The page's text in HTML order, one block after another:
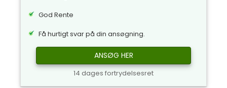
God Rente
Få hurtigt svar på din ansøgning.
ANSØG HER
14 dages fortrydelsesret